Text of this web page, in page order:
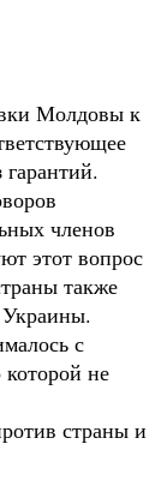
Молдовы к
членов
этот вопрос
также
с
которой не
страны и